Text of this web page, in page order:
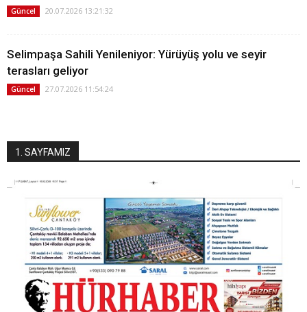
Güncel 20.07.2026 13:21:32
Selimpaşa Sahili Yenileniyor: Yürüyüş yolu ve seyir
terasları geliyor
Güncel 27.07.2026 11:54:24
1. SAYFAMIZ